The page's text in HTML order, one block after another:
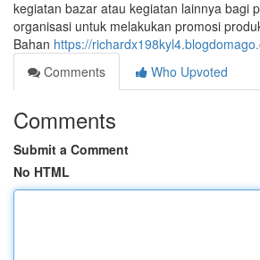
kegiatan bazar atau kegiatan lainnya bagi
organisasi untuk melakukan promosi
Bahan https://
Comments
Who Upvoted
Comments
Submit a Comment
No HTML